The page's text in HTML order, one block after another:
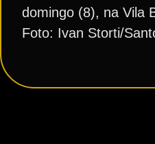
domingo (8), na Vila
Foto: Ivan Storti/